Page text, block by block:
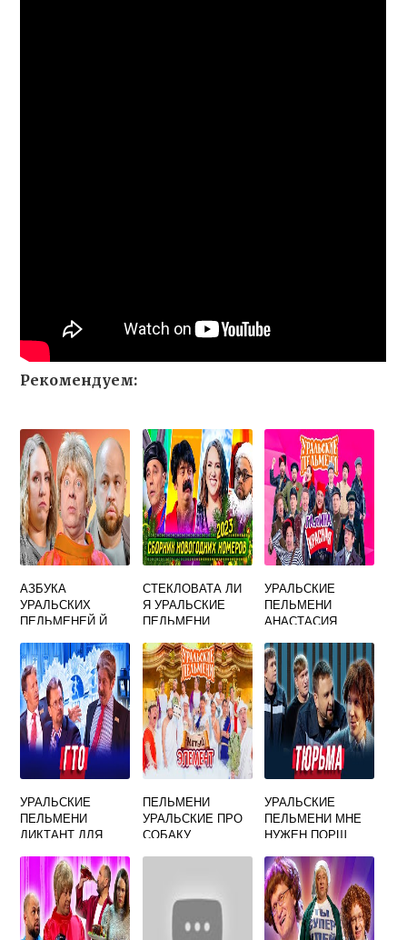
Рекомендуем:
АЗБУКА
УРАЛЬСКИХ
ПЕЛЬМЕНЕЙ Й
СТЕКЛОВАТА ЛИ
Я УРАЛЬСКИЕ
ПЕЛЬМЕНИ
УРАЛЬСКИЕ
ПЕЛЬМЕНИ
АНАСТАСИЯ
УРАЛЬСКИЕ
ПЕЛЬМЕНИ
ДИКТАНТ ДЛЯ
ПЕЛЬМЕНИ
УРАЛЬСКИЕ ПРО
СОБАКУ
УРАЛЬСКИЕ
ПЕЛЬМЕНИ МНЕ
НУЖЕН ПОРШ